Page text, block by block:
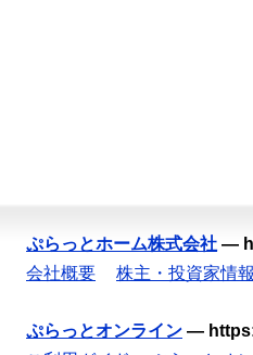
ぷらっとホーム株式会社 —
会社概要
株主・投資家情報
ぷらっとオンライン —